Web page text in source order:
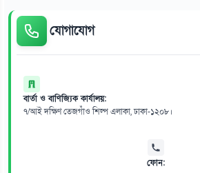
যোগাযোগ
বার্তা ও বাণিজ্যিক কার্যালয়:
৭/আই দক্ষিণ তেজগাঁও শিল্প এলাকা, ঢাকা-১২০৮।
ফোন: